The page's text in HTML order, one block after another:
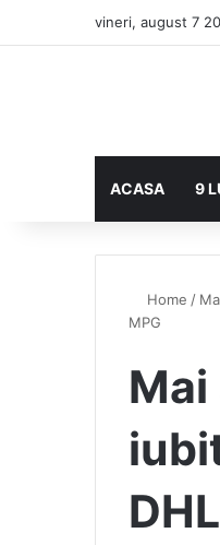
vineri, august 7
ACASA 9
Home /
MPG